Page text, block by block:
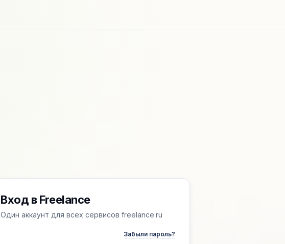
Вход в Freelance
Один аккаунт для всех сервисов freelance.ru
Забыли пароль?